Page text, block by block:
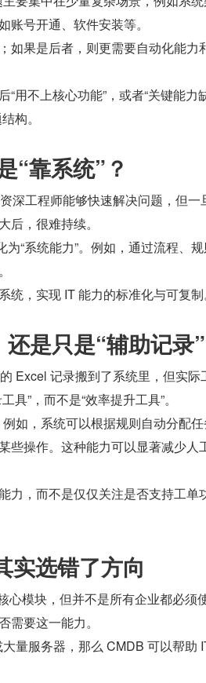
号开通、软件安装等。
如果是后者，则更需要自动化能力
用不上核心功能”，或者“关键能力
构。
“靠系统”？
深工程师能够快速解决问题，但一
，很难持续。
“系统能力”。例如，通过流程、
统，实现 IT 能力的标准化与可复
是只是“辅助记录
Excel 记录搬到了系统里，但实际
”，而不是“效率提升工具”。
如，系统可以根据规则自动分配
些操作。这种能力可以显著减少人
力，而不是仅仅关注是否支持工单
实选错了方向
心模块，但并不是所有企业都必须
要这一能力。
量服务器，那么 CMDB 可以帮助